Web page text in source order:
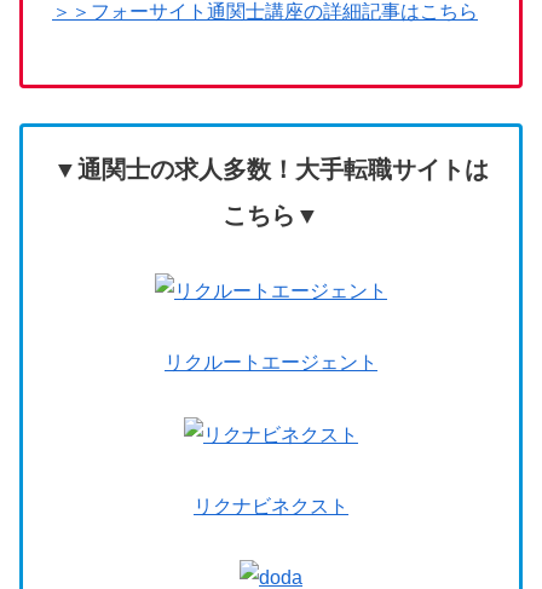
＞＞フォーサイト通関士講座の詳細記事はこちら
▼通関士の求人多数！大手転職サイトは
こちら▼
リクルートエージェント
リ クナビネクスト